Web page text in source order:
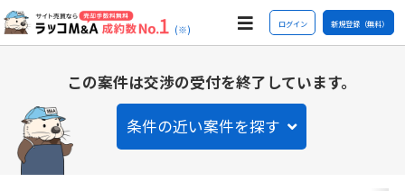
(※) ログイン 新規登録（無料）
この案件は交渉の受付を終了しています。
条件の近い案件を探す